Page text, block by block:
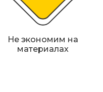
Не экономим на
материалах